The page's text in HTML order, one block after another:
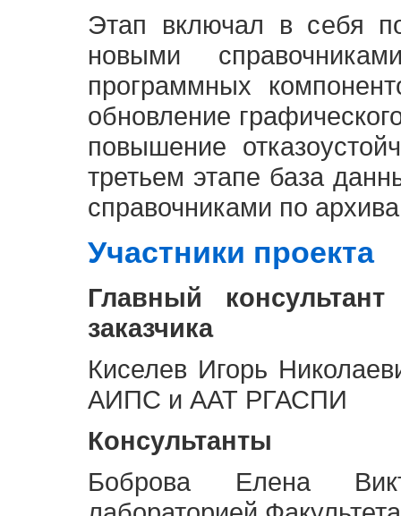
Этап включал в себя
новыми
программных
обновление
повышение
третьем этапе база
справочниками по
Участники проекта
Главный
заказчика
Киселев Игорь
АИПС и ААТ РГАСПИ
Консультанты
Боброва Елена